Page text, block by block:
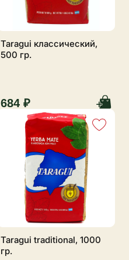
Taragui классический,
500 гр.
684 ₽
Taragui traditional, 1000
гр.